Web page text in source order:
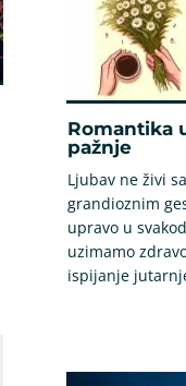
Romantika
pažnje
Ljubav ne živi
grandioznim
upravo u
uzimamo
ispijanje